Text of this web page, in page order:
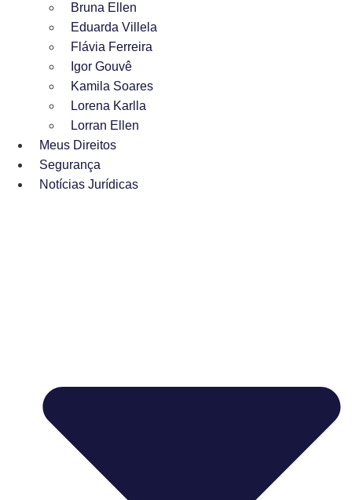
Bruna Ellen
Eduarda Villela
Flávia Ferreira
Igor Gouvê
Kamila Soares
Lorena Karlla
Lorran Ellen
Meus Direitos
Segurança
Notícias Jurídicas